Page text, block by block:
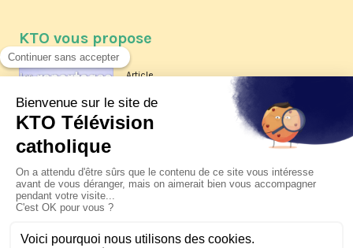
KTO vous propose
Article
Les reportages d'été 2026 de KTO
La visite pastorale du pape Léon
XIV à Assise à suivre sur KTO le
jeudi 6 août
Le pape en Uruguay, Argentine et